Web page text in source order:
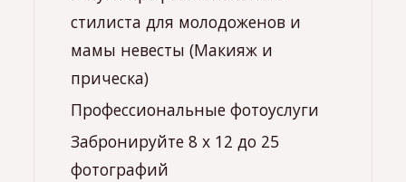
стилиста для молодоженов и
мамы невесты (Макияж и
прическа)
Профессиональные фотоуслуги
Забронируйте 8 х 12 до 25
фотографий